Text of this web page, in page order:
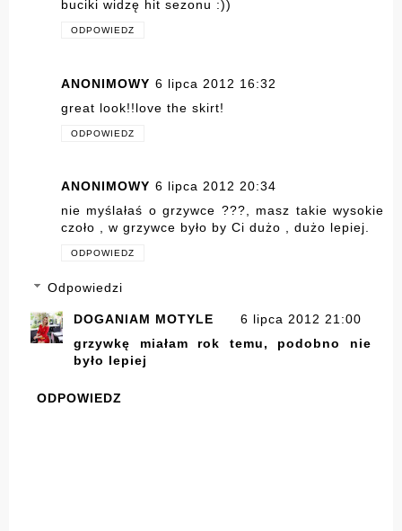
buciki widzę hit sezonu :))
ODPOWIEDZ
ANONIMOWY 6 lipca 2012 16:32
great look!!love the skirt!
ODPOWIEDZ
ANONIMOWY 6 lipca 2012 20:34
nie myślałaś o grzywce ???, masz takie wysokie
czoło , w grzywce było by Ci dużo , dużo lepiej.
ODPOWIEDZ
Odpowiedzi
DOGANIAM MOTYLE
6 lipca 2012 21:00
grzywkę miałam rok temu, podobno nie
było lepiej
ODPOWIEDZ